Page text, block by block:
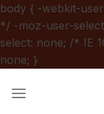
body { -webkit-
*/ -moz-user-
select: none; /* IE
none; }